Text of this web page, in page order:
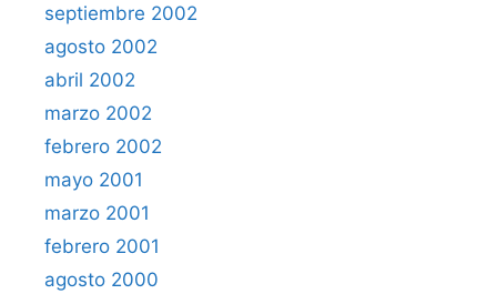
septiembre 2002
agosto 2002
abril 2002
marzo 2002
febrero 2002
mayo 2001
marzo 2001
febrero 2001
agosto 2000